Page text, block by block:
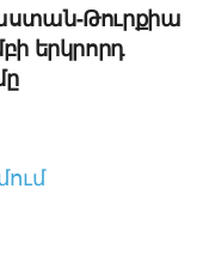
Թուրքիա
երկրորդ